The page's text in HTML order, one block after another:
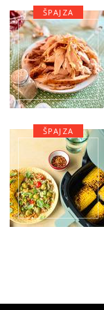
ŠPAJZA
ŠPAJZA